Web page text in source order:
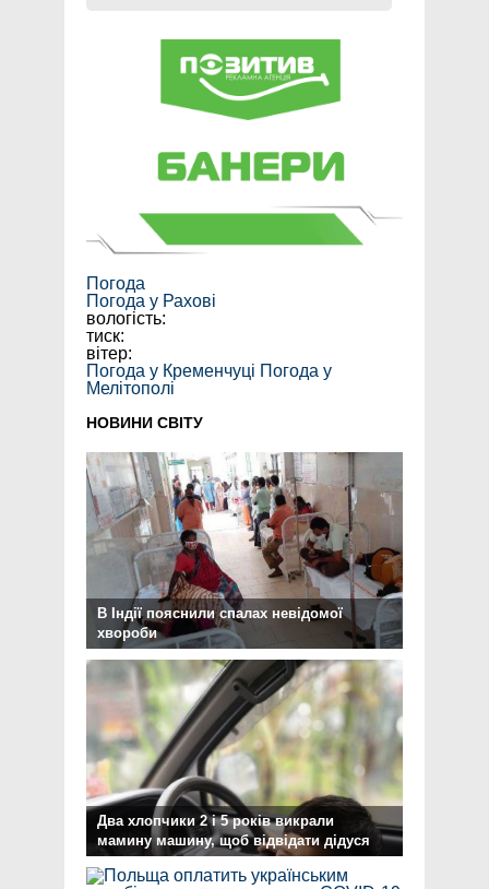
Погода
Погода у Рахові
вологість:
тиск:
вітер:
Погода у Кременчуці Погода у
Мелітополі
НОВИНИ СВІТУ
В Індії пояснили спалах невідомої
хвороби
Два хлопчики 2 і 5 років викрали
мамину машину, щоб відвідати дідуся